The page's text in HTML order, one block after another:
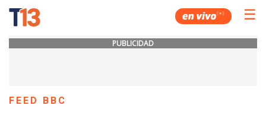
☰
PUBLICIDAD
FEED BBC